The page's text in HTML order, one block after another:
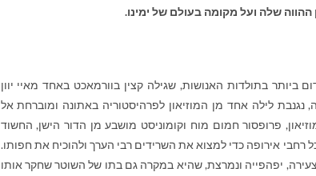
ההווה שלה ועל מקומה בעולם של ימינו.
ביותר בתולדות האנושות, שגילה קצין בוורמאכט באחד מאיי יוון
נגנבת לילה אחד מן המוזיאון לפרהיסטוריה באתונה ומוברחת אל
פרופסור חמום מוח וקומוניסט מושבע מן הדור הישן, החשוד
רחבי אירופה כדי למצוא את השרידים רבי הערך ולהוכיח את חפותו.
יפהפייה ונמרצת, שהיא במקרה גם בתו של השוטר שחקר אותו